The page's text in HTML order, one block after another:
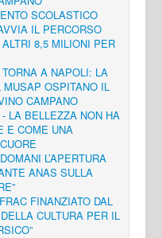
SCOLASTICO
IL PERCORSO
8,5 MILIONI PER
A NAPOLI: LA
OSPITANO IL
CAMPANO
LA BELLEZZA NON HA
E COME UNA
L’APERTURA
ANAS SULLA
FINANZIATO DAL
CULTURA PER IL